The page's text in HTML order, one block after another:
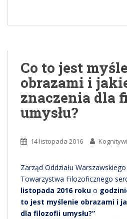
Co to jest
obrazami i
znaczenia dla
umysłu?
14 listopada 2016
Zarząd Oddziału
Towarzystwa Filozoficznego
listopada 2016 roku o
to jest myślenie obrazami i
dla filozofii umysłu?”